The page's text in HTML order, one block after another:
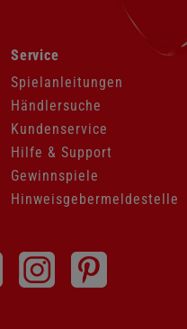
Navigation
überspringen
Service
Spielanleitungen
Händlersuche
Kundenservice
Hilfe & Support
Gewinnspiele
Hinweisgebermeldestelle